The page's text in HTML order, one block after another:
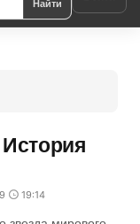
Найти
19:14